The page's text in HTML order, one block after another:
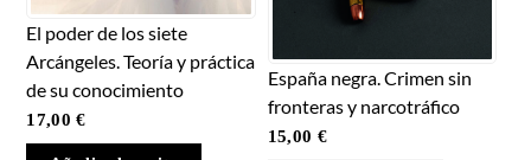
El poder de los siete
Arcángeles. Teoría y práctica
de su conocimiento
17,00€
España negra. Crimen sin
fronteras y narcotráfico
15,00 €